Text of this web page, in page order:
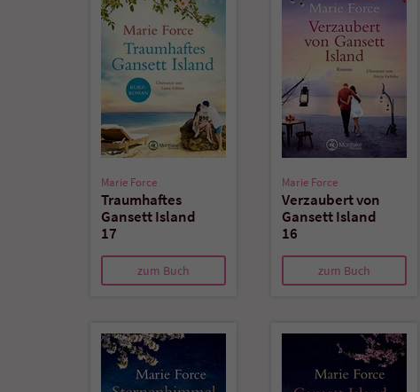
Marie Force
Traumhaftes
Gansett Island
17
zum Buch
Marie Force
Verzaubert von
Gansett Island
16
zum Buch